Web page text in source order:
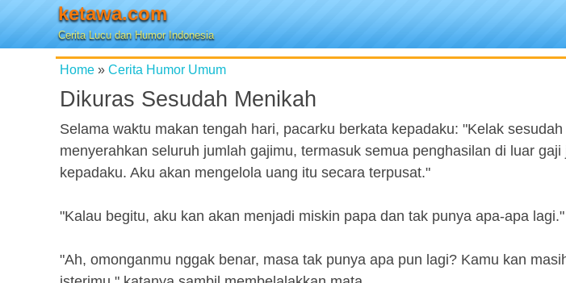
ketawa.com
Cerita Lucu dan Humor Indonesia
Home » Cerita Humor Umum
Dikuras Sesudah Menikah
Selama waktu makan tengah hari, pacarku berkata kepadaku: "Kelak
menyerahkan seluruh jumlah gajimu, termasuk semua penghasilan di luar
kepadaku. Aku akan mengelola uang itu secara terpusat."
"Kalau begitu, aku kan akan menjadi miskin papa dan tak punya apa-apa lagi."
"Ah, omonganmu nggak benar, masa tak punya apa pun lagi? Kamu kan